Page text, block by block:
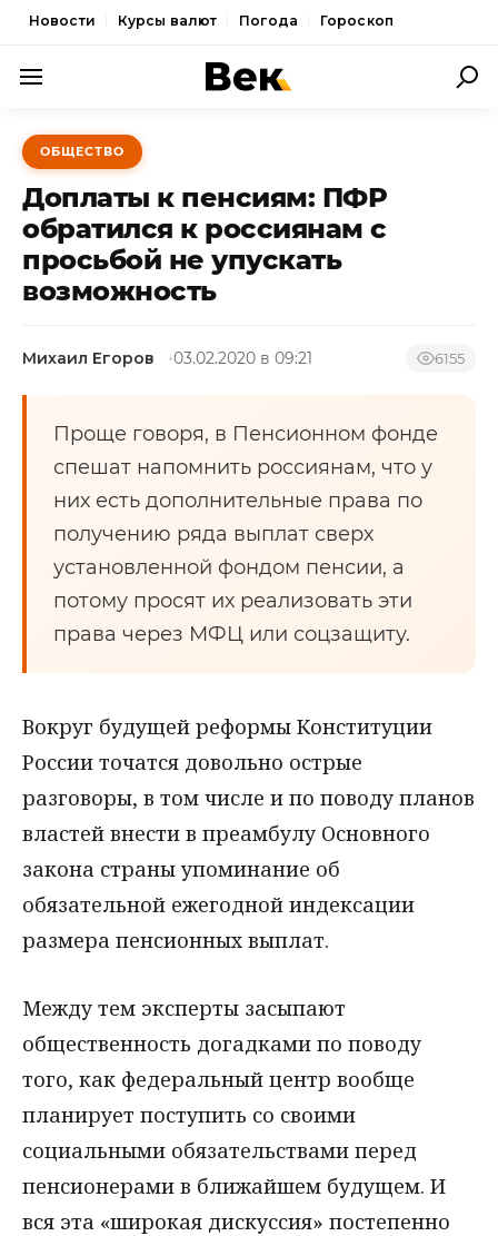
Новости Курсы валют Погода Гороскоп
ПОЛИТИКА
ЭКОНОМИКА
ОБЩЕСТВО
СПОРТ
КУЛЬТУРА
НОВОСТИ
ОБЩЕСТВО
Доплаты к пенсиям: ПФР
обратился к россиянам с
просьбой не упускать
возможность
Михаил Егоров 03.02.2020 в 09:21 6155
Проще говоря, в Пенсионном фонде
спешат напомнить россиянам, что у
них есть дополнительные права по
получению ряда выплат сверх
установленной фондом пенсии, а
потому просят их реализовать эти
права через МФЦ или соцзащиту.
Вокруг будущей реформы Конституции
России точатся довольно острые
разговоры, в том числе и по поводу планов
властей внести в преамбулу Основного
закона страны упоминание об
обязательной ежегодной индексации
размера пенсионных выплат.
Между тем эксперты засыпают
общественность догадками по поводу
того, как федеральный центр вообще
планирует поступить со своими
социальными обязательствами перед
пенсионерами в ближайшем будущем. И
вся эта «широкая дискуссия» постепенно